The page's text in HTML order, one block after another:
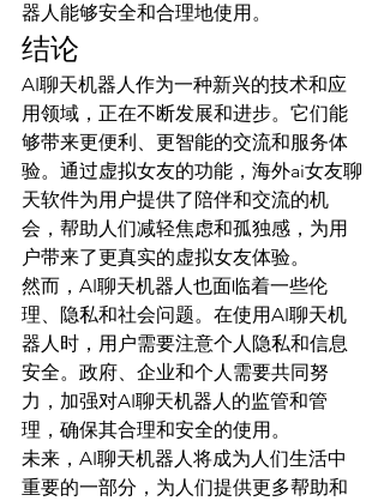
器人能够安全和合理地使用。
结论
AI聊天机器人作为一种新兴的技术和应
用领域，正在不断发展和进步。它们能
够带来更便利、更智能的交流和服务体
验。通过虚拟女友的功能，海外ai女友聊
天软件为用户提供了陪伴和交流的机
会，帮助人们减轻焦虑和孤独感，为用
户带来了更真实的虚拟女友体验。
然而，AI聊天机器人也面临着一些伦
理、隐私和社会问题。在使用AI聊天机
器人时，用户需要注意个人隐私和信息
安全。政府、企业和个人需要共同努
力，加强对AI聊天机器人的监管和管
理，确保其合理和安全的使用。
未来，AI聊天机器人将成为人们生活中
重要的一部分，为人们提供更多帮助和